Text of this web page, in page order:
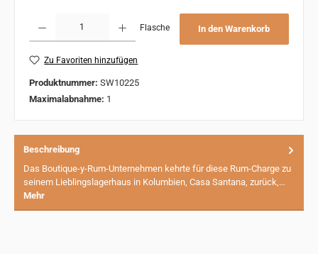
Flasche In den Warenkorb
Zu Favoriten hinzufügen
Produktnummer: SW10225
Maximalabnahme: 1
Beschreibung
Das Boutique-y-Rum-Unternehmen kehrte für diese Rum-Charge zu
seinem Lieblingslagerhaus in Kolumbien, Casa Santana, zurück,…
Mehr